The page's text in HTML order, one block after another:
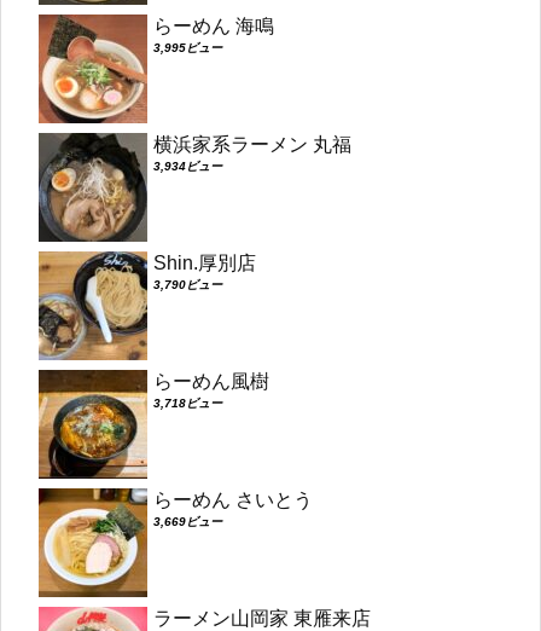
らーめん 海鳴
3,995ビュー
横浜家系ラーメン 丸福
3,934ビュー
Shin.厚別店
3,790ビュー
らーめん風樹
3,718ビュー
らーめん さいとう
3,669ビュー
ラーメン山岡家 東雁来店